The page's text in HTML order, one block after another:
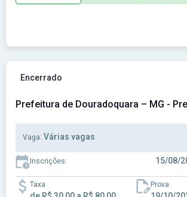
Ver concurso: Prefeitura de
Encerrado
Prefeitura de Douradoquara – MG -
Vaga: Várias vagas
Inscrições: 15/08/
Taxa Prova